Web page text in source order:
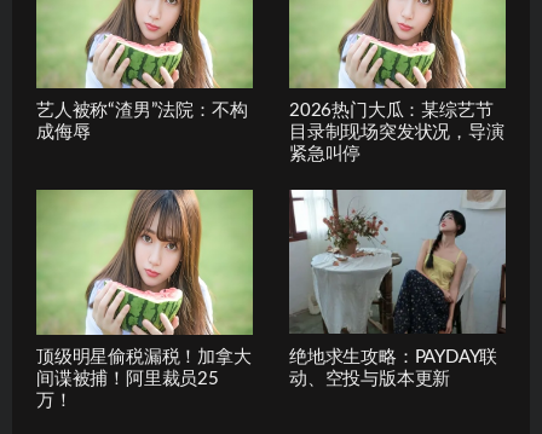
艺人被称“渣男”法院：不构
成侮辱
2026热门大瓜：某综艺节
目录制现场突发状况，导演
紧急叫停
顶级明星偷税漏税！加拿大
间谍被捕！阿里裁员25
万！
绝地求生攻略：PAYDAY联
动、空投与版本更新